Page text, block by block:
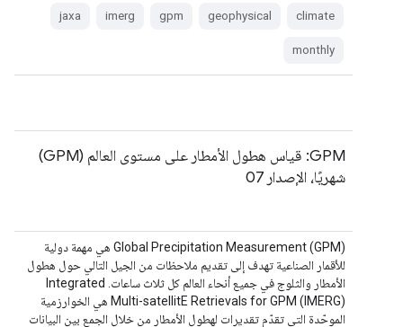
climate
geophysical
gpm
imerg
jaxa
monthly
‫GPM: قياس هطول الأمطار على مستوى العالم (GPM)
شهريًا، الإصدار 07
‫Global Precipitation Measurement (GPM) هي مهمة دولية
للأقمار الصناعية تهدف إلى تقديم ملاحظات من الجيل التالي حول هطول
الأمطار والثلوج في جميع أنحاء العالم كل ثلاث ساعات. ‫Integrated
Multi-satellitE Retrievals for GPM (IMERG) هي الخوارزمية
الموحّدة التي تقدّم تقديرات لهطول الأمطار من خلال الجمع بين البيانات